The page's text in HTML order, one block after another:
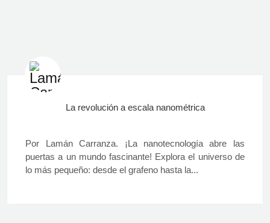
La revolución a escala nanométrica
Por Lamán Carranza. ¡La nanotecnología abre las
puertas a un mundo fascinante! Explora el universo de
lo más pequeño: desde el grafeno hasta la...